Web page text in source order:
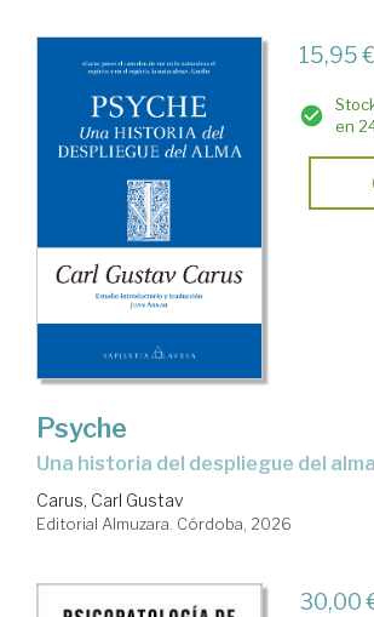
15,95 €
en
Psyche
Una historia del despliegue del alma
Carus, Carl Gustav
Editorial Almuzara. Córdoba, 2026
30,00